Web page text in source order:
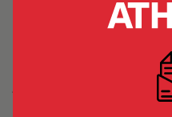
Paul: 100
Paul McCartney
Ένα νέο λεύκωμα της